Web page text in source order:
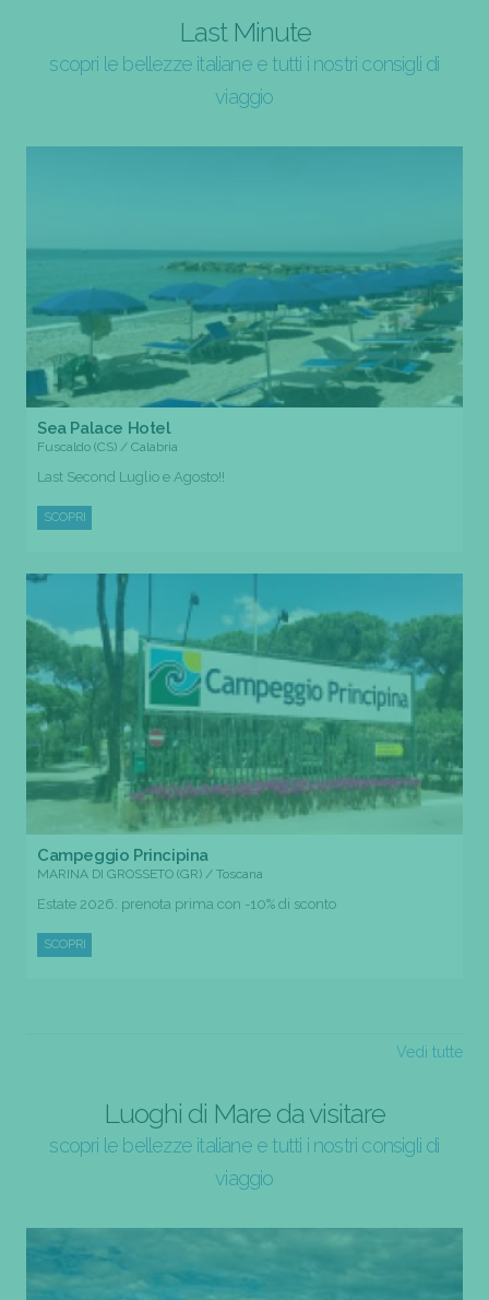
Last Minute
scopri le bellezze italiane e tutti i nostri consigli di
viaggio
Sea Palace Hotel
Fuscaldo (CS) / Calabria
Last Second Luglio e Agosto!!
SCOPRI
Campeggio Principina
MARINA DI GROSSETO (GR) / Toscana
Estate 2026: prenota prima con -10% di sconto
SCOPRI
Vedi tutte
Luoghi di Mare da visitare
scopri le bellezze italiane e tutti i nostri consigli di
viaggio